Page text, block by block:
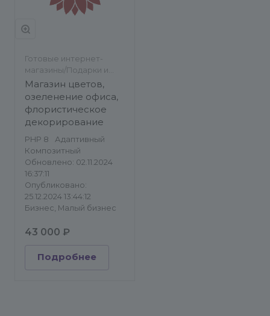
Готовые интернет-
магазины/Подарки и
сувениры/
Корпоративный сайт
Магазин цветов,
озеленение офиса,
флористическое
декорирование
PHP 8
Адаптивный
Композитный
Обновлено: 02.11.2024
16:37:11
Опубликовано:
25.12.2024 13:44:12
Бизнес, Малый бизнес
43 000 ₽
Подробнее